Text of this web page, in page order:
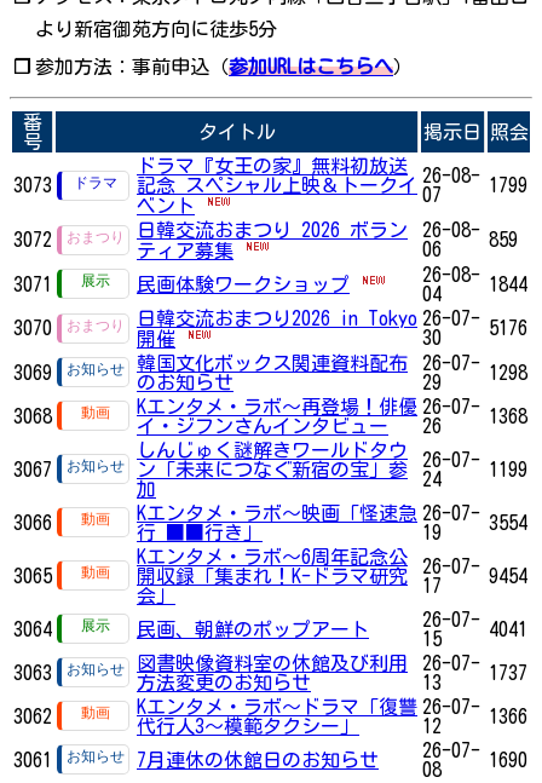
より新宿御苑方向に徒歩5分
❐ 参加方法：事前申込（参加URLはこちらへ）
番
号
タイトル 掲示日 照会
3073
ドラマ『女王の家』無料初放送
記念 スペシャル上映＆トークイ
ベント
26-08-
07
1799
3072
日韓交流おまつり 2026 ボラン
ティア募集
26-08-
06
859
3071 民画体験ワークショップ
26-08-
04
1844
3070
日韓交流おまつり2026 in Tokyo
開催
26-07-
30
5176
3069
韓国文化ボックス関連資料配布
のお知らせ
26-07-
29
1298
3068
Kエンタメ・ラボ～再登場！俳優
イ・ジフンさんインタビュー
26-07-
26
1368
3067
しんじゅく謎解きワールドタウ
ン「未来につなぐ新宿の宝」参
加
26-07-
24
1199
3066
Kエンタメ・ラボ～映画「怪速急
行 ■■行き」
26-07-
19
3554
3065
Kエンタメ・ラボ～6周年記念公
開収録「集まれ！K-ドラマ研究
会」
26-07-
17
9454
3064 民画、朝鮮のポップアート
26-07-
15
4041
3063
図書映像資料室の休館及び利用
方法変更のお知らせ
26-07-
13
1737
3062
Kエンタメ・ラボ～ドラマ「復讐
代行人3～模範タクシー」
26-07-
12
1366
3061 7月連休の休館日のお知らせ
26-07-
08
1690